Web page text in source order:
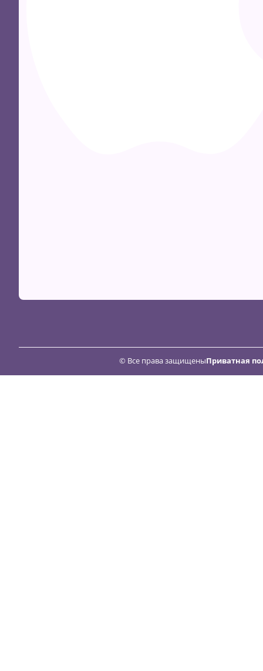
© Все права защищеныПриватная